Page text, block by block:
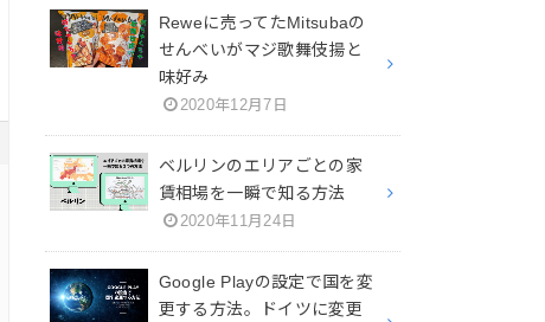
Reweに売ってたMitsubaの
せんべいがマジ歌舞伎揚と
味好み
2020年12月7日
ベルリンのエリアごとの家
賃相場を一瞬で知る方法
2020年11月24日
Google Playの設定で国を変
更する方法。ドイツに変更